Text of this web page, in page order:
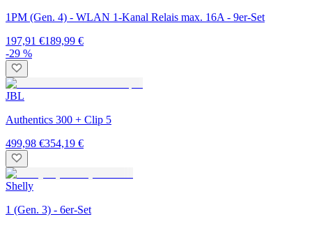
1PM (Gen. 4) - WLAN 1-Kanal Relais max. 16A - 9er-Set
197,91 €189,99 €
-29 %
JBL
Authentics 300 + Clip 5
499,98 €354,19 €
Shelly
1 (Gen. 3) - 6er-Set